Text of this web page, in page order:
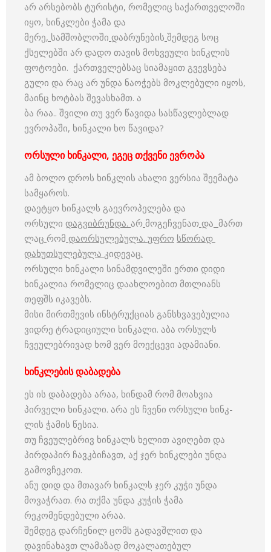
არ არსებობს ტურისტი, რომელიც საქართველოში
იყო, ხინკლები ჭამა და
მერე, სამშობლოში დაბრუნების შემდეგ სოც
ქსელებში არ დადო თავის მოხვეული ხინკლის
ფოტოები. ქართველებსაც სიამაყით გვევსება
გული და რაც არ უნდა ნაოჭებს მოკლებული იყოს,
მაინც ხოტბას შევასხამთ. ა
ბა რაა.. შვილი თუ ვერ წავიდა სასწავლებლად
ევროპაში, ხინკალი ხო წავიდა?
ორსული ხინკალი, ეგეც თქვენი ევროპა
ამ ბოლო დროს ხინკლის ახალი ვერსია შეემატა
სამყაროს.
დაეტყო ხინკალს გაევროპელება და
ორსული დაგვიბრუნდა. არ მოგეჩვენათ და მართ
ლაც რომ დაორსულებულა. უფრო სწორად
დახუთსულებულა კიდევაც.
ორსული ხინკალი სინამდვილეში ერთი დიდი
ხინკალია რომელიც დაახლოებით მთლიანს
თეფშს იკავებს.
მისი მირთმევის ინსტრუქციას განსხვავებულია
ვიდრე ტრადიციული ხინკალი. აბა ორსულს
ჩვეულებრივად ხომ ვერ მოექცევი ადამიანი.
ხინკლების დაბადება
ეს ის დაბადება არაა, ხინდამ რომ მოახვია
პირველი ხინკალი. არა ეს ჩვენი ორსული ხინკ-
ლის ჭამის წესია.
თუ ჩვეულებრივ ხინკალს ხელით ავიღებთ და
პირდაპირ ჩავკბიჩავთ, აქ ჯერ ხინკლები უნდა
გამოვჩეკოთ.
ანუ დიდ და მთავარ ხინკალს ჯერ კუჭი უნდა
მოვაჭრათ. რა თქმა უნდა კუჭის ჭამა
რეკომენდებული არაა.
შემდეგ დარჩენილ ცომს გადავშლით და
დავინახავთ ლამაზად მოკალათებულ